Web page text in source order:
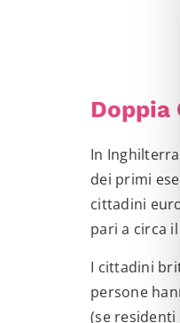
Doppia
In
dei primi
cittadini
pari a circa il
I cittadini
persone
(se